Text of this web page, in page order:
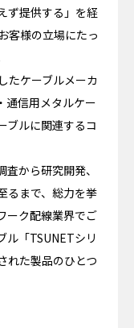
ず提供する」を経
客様の立場にたっ
たケーブルメーカ
通信用メタルケー
ブルに関連するコ
から研究開発、
るまで、総力を挙
ーク配線業界でご
ル「TSUNETシリ
れた製品のひとつ